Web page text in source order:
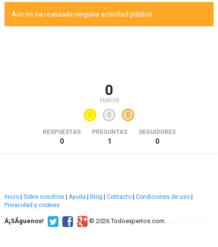
Aún no ha realizado ninguna actividad pública.
0
PUNTOS
0 0 0
RESPUESTAS
0
PREGUNTAS
1
SEGUIDORES
0
Inicio Sobre nosotros Ayuda Blog Contacto Condiciones de uso
Privacidad y cookies
Â¡SÃ­guenos! © 2026 Todoexpertos.com.